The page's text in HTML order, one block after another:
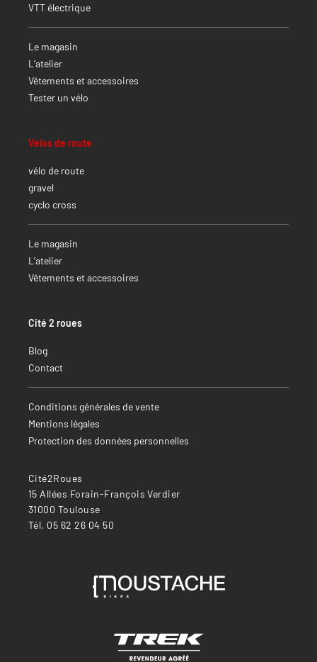
VTT électrique
Le magasin
L’atelier
Vêtements et accessoires
Tester un vélo
Vélos de route
vélo de route
gravel
cyclo cross
Le magasin
L’atelier
Vêtements et accessoires
Cité 2 roues
Blog
Contact
Conditions générales de vente
Mentions légales
Protection des données personnelles
Cité2Roues
15 Allées Forain-François Verdier
31000 Toulouse
Tél. 05 62 26 04 50